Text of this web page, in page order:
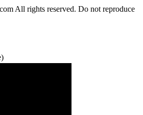
All rights reserved. Do not reproduce